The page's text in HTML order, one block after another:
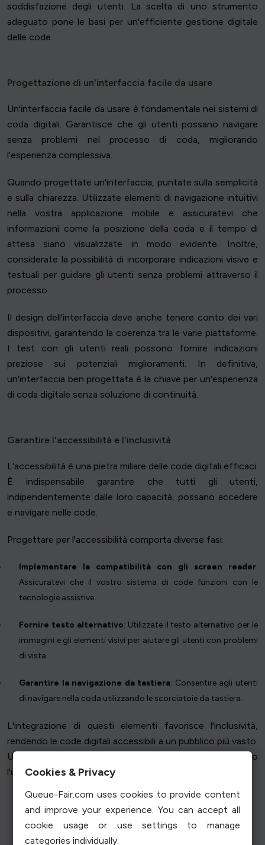
soddisfazione degli utenti. La scelta di uno strumento
adeguato pone le basi per un'efficiente gestione digitale
delle code.
Progettazione di un'interfaccia facile da usare
Un'interfaccia facile da usare è fondamentale nei sistemi di
coda digitali. Garantisce che gli utenti possano navigare
senza problemi nel processo di coda, migliorando
l'esperienza complessiva.
Quando progettate un'interfaccia, puntate sulla semplicità
e sulla chiarezza. Utilizzate elementi di navigazione intuitivi
nella vostra applicazione mobile e assicuratevi che
informazioni come la posizione della coda e il tempo di
attesa siano visualizzate in modo evidente. Inoltre,
considerate la possibilità di incorporare indicazioni visive e
testuali per guidare gli utenti senza problemi attraverso il
processo.
Il design dell'interfaccia deve anche tenere conto dei vari
dispositivi, garantendo la coerenza tra le varie piattaforme.
I test con gli utenti reali possono fornire indicazioni
preziose sui potenziali miglioramenti. In definitiva,
un'interfaccia ben progettata è la chiave per un'esperienza
di coda digitale senza soluzione di continuità.
Garantire l'accessibilità e l'inclusività
L'accessibilità è una pietra miliare delle code digitali efficaci.
È indispensabile garantire che tutti gli utenti,
indipendentemente dalle loro capacità, possano accedere
e navigare nelle code.
Progettare per l'accessibilità comporta diverse fasi:
Implementare la compatibilità con gli screen reader:
Assicuratevi che il vostro sistema di code funzioni con le
tecnologie assistive.
Fornire testo alternativo: Utilizzate il testo alternativo per le
immagini e gli elementi visivi per aiutare gli utenti con problemi
di vista.
Garantire la navigazione da tastiera: Consentire agli utenti
di navigare nella coda utilizzando le scorciatoie da tastiera.
L'integrazione di questi elementi favorisce l'inclusività,
rendendo le code digitali accessibili a un pubblico più vasto.
Un sistema di code accessibile riflette l'impegno verso
l'uguaglianza e la progettazione incentrata sull'utente.
Cookies & Privacy
Queue-Fair.com uses cookies to provide content
and improve your experience. You can accept all
cookie usage or use settings to manage
categories individually.